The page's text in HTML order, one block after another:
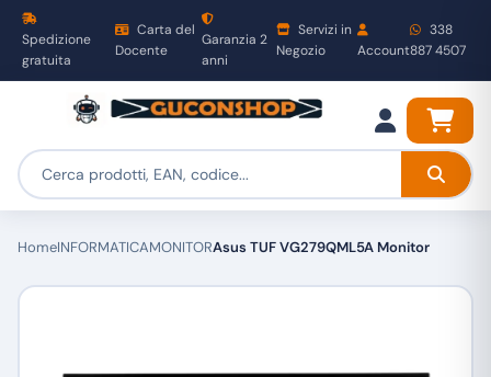
Spedizione
gratuita
Carta del
Docente
Garanzia 2
anni
Servizi in
Negozio
Account
338
887 4507
HomeINFORMATICAMONITORAsus TUF VG279QML5A Monitor